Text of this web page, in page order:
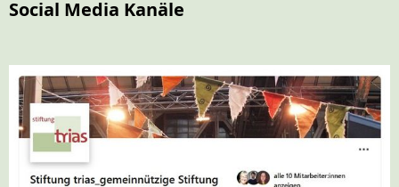
Social Media Kanäle